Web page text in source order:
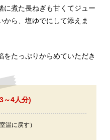
に煮た長ねぎも甘くてジュー
から、塩ゆでにして添えま
をたっぷりからめていただき
～4人分)
温に戻す）